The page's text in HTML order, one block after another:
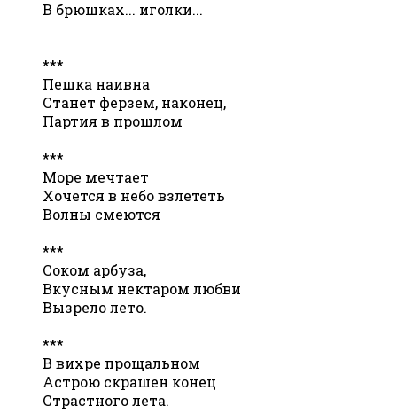
В брюшках... иголки...
***
Пешка наивна
Станет ферзем, наконец,
Партия в прошлом
***
Море мечтает
Хочется в небо взлететь
Волны смеются
***
Соком арбуза,
Вкусным нектаром любви
Вызрело лето.
***
В вихре прощальном
Астрою скрашен конец
Страстного лета.